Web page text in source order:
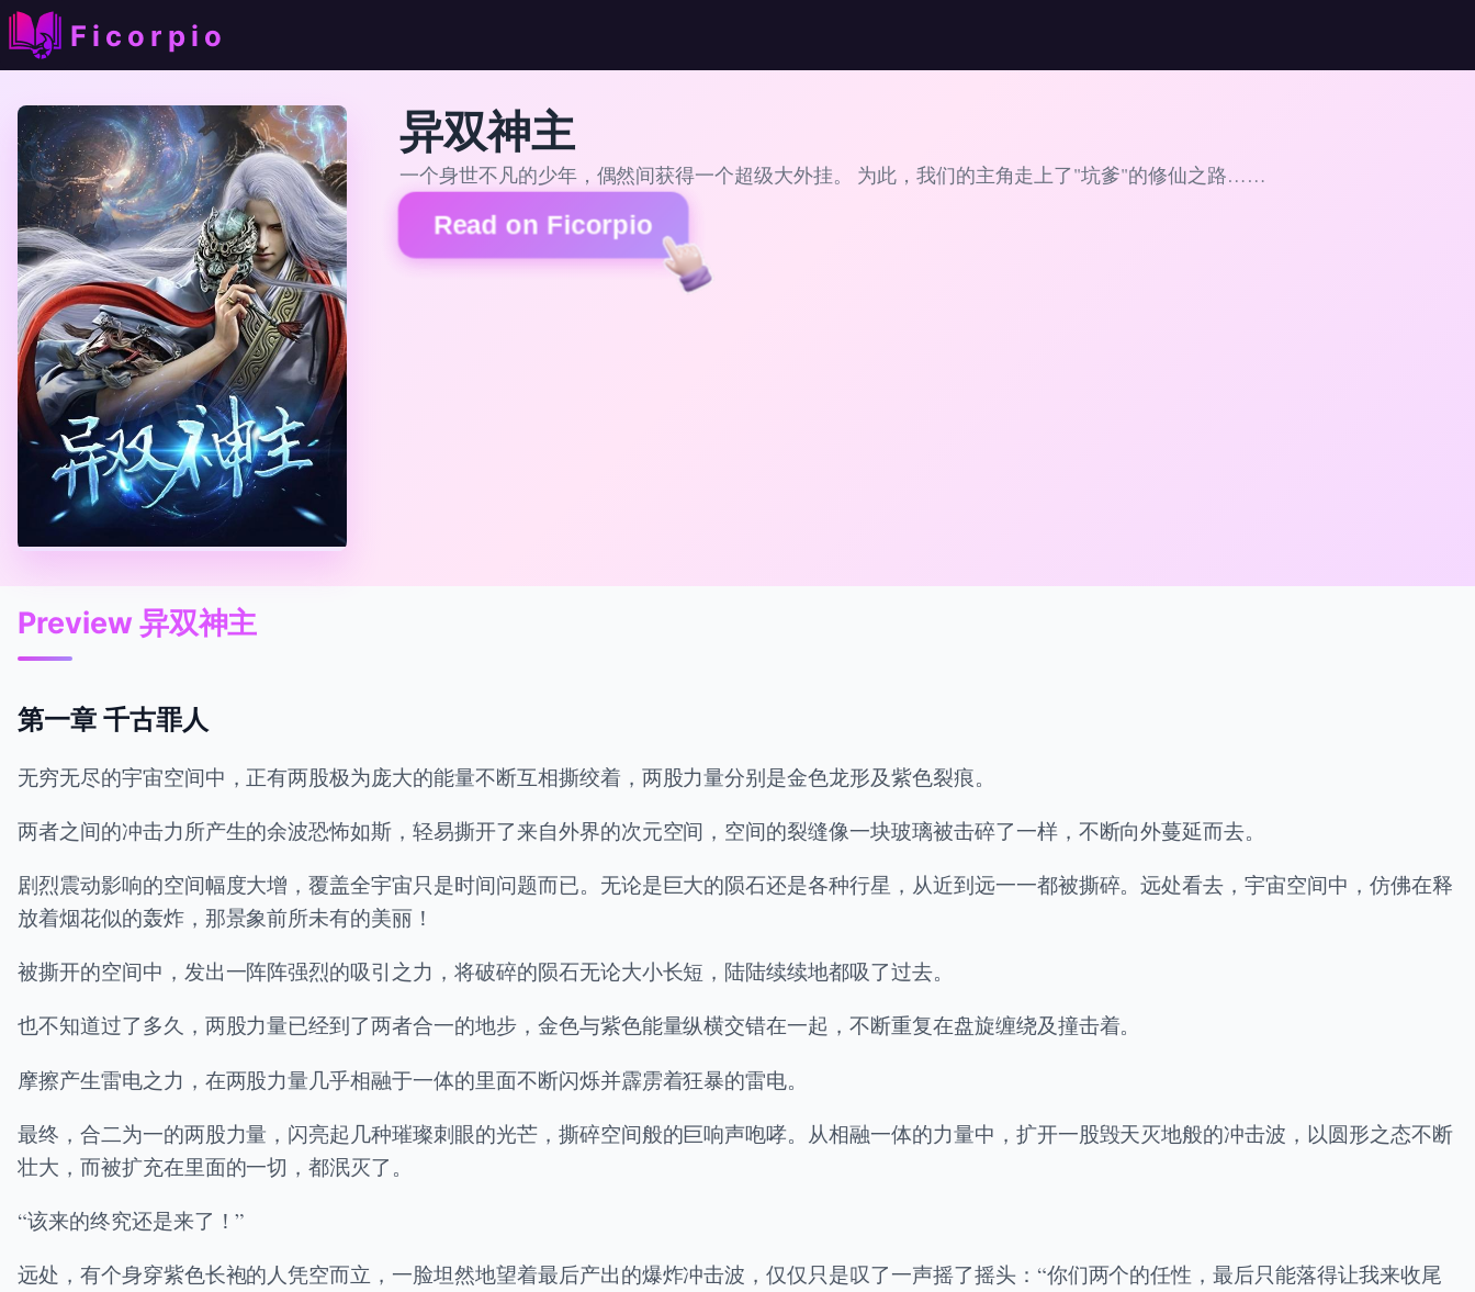
Ficorpio
异双神主
一个身世不凡的少年，偶然间获得一个超级大外挂。 为此，我们的主角走上了"坑爹"的修仙之路……
Read on Ficorpio
Preview 异双神主
第一章 千古罪人
无穷无尽的宇宙空间中，正有两股极为庞大的能量不断互相撕绞着，两股力量分别是金色龙形及紫色裂痕。
两者之间的冲击力所产生的余波恐怖如斯，轻易撕开了来自外界的次元空间，空间的裂缝像一块玻璃被击碎了一样，不断向外蔓延而去。
剧烈震动影响的空间幅度大增，覆盖全宇宙只是时间问题而已。无论是巨大的陨石还是各种行星，从近到远一一都被撕碎。远处看去，宇宙空间中，仿佛在释
放着烟花似的轰炸，那景象前所未有的美丽！
被撕开的空间中，发出一阵阵强烈的吸引之力，将破碎的陨石无论大小长短，陆陆续续地都吸了过去。
也不知道过了多久，两股力量已经到了两者合一的地步，金色与紫色能量纵横交错在一起，不断重复在盘旋缠绕及撞击着。
摩擦产生雷电之力，在两股力量几乎相融于一体的里面不断闪烁并霹雳着狂暴的雷电。
最终，合二为一的两股力量，闪亮起几种璀璨刺眼的光芒，撕碎空间般的巨响声咆哮。从相融一体的力量中，扩开一股毁天灭地般的冲击波，以圆形之态不断
壮大，而被扩充在里面的一切，都泯灭了。
“该来的终究还是来了！”
远处，有个身穿紫色长袍的人凭空而立，一脸坦然地望着最后产出的爆炸冲击波，仅仅只是叹了一声摇了摇头：“你们两个的任性，最后只能落得让我来收尾